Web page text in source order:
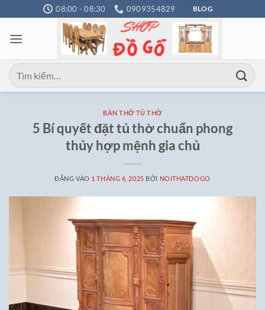
qua
nội
08:00 - 08:30 0909354829 BLOG
Tìm
kiếm:
BÀN THỜ TỦ THỜ
5 Bí quyết đặt tủ thờ chuẩn phong
thủy hợp mệnh gia chủ
ĐĂNG VÀO 1 THÁNG 6, 2025 BỞI NOITHATDOGO